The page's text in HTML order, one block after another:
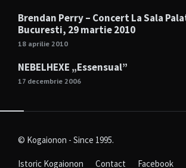
Brendan Perry – Concert La Sala
Bucuresti, 29 martie 2010
18 aprilie 2010
NEBELHEXE „Essensual”
17 decembrie 2006
© Kogaionon - Since 1995.
Istoric Kogaionon Contact Facebook